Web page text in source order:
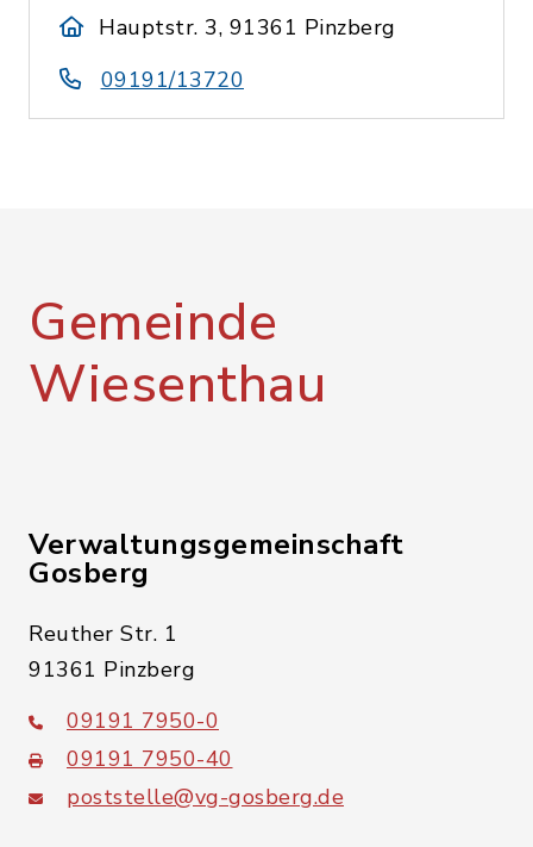
Hauptstr. 3, 91361 Pinzberg
09191/13720
Gemeinde
Wiesenthau
Verwaltungsgemeinschaft
Gosberg
Reuther Str. 1
91361 Pinzberg
09191 7950-0
09191 7950-40
poststelle@vg-gosberg.de